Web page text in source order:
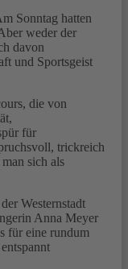
Sonntag hatten
weder der
davon
und Sportsgeist
die von
für
trickreich
sich als
Westernstadt
Anna Meyer
für eine rundum